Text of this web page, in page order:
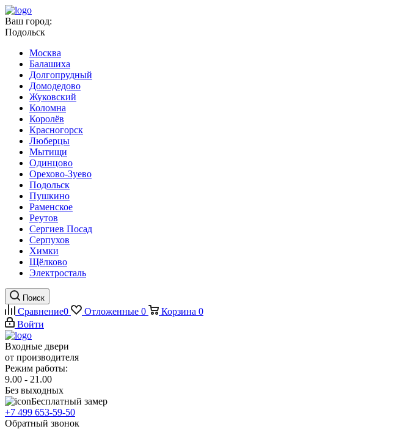
Ваш город:
Подольск
Москва
Балашиха
Долгопрудный
Домодедово
Жуковский
Коломна
Королёв
Красногорск
Люберцы
Мытищи
Одинцово
Орехово-Зуево
Подольск
Пушкино
Раменское
Реутов
Сергиев Посад
Серпухов
Химки
Щёлково
Электросталь
Поиск
Сравнение0 Отложенные 0 Корзина 0
Войти
Входные двери
от производителя
Режим работы:
9.00 - 21.00
Без выходных
Бесплатный замер
+7 499 653-59-50
Обратный звонок